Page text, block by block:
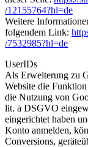
/12155764?hl=de
Weitere
folgendem Link:
/7532985?hl=de
UserIDs
Als Erweiterung zu
Website die
die Nutzung von
lit. a DSGVO
eingerichtet haben
Konto anmelden,
Conversions,